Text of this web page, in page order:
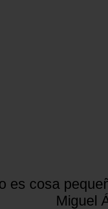
es cosa
Miguel